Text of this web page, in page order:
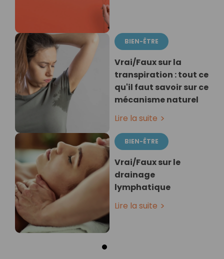
BIEN-ÊTRE
Vrai/Faux sur la
transpiration : tout ce
qu'il faut savoir sur ce
mécanisme naturel
Lire la suite
BIEN-ÊTRE
Vrai/Faux sur le
drainage
lymphatique
Lire la suite